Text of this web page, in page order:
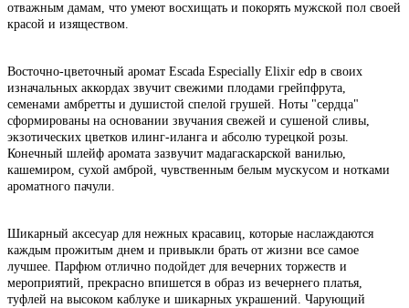
отважным дамам, что умеют восхищать и покорять мужской пол своей
красой и изяществом.
Восточно-цветочный аромат Escada Especially Elixir edp в своих
изначальных аккордах звучит свежими плодами грейпфрута,
семенами амбретты и душистой спелой грушей. Ноты "сердца"
сформированы на основании звучания свежей и сушеной сливы,
экзотических цветков илинг-иланга и абсолю турецкой розы.
Конечный шлейф аромата зазвучит мадагаскарской ванилью,
кашемиром, сухой амброй, чувственным белым мускусом и нотками
ароматного пачули.
Шикарный аксесуар для нежных красавиц, которые наслаждаются
каждым прожитым днем и привыкли брать от жизни все самое
лучшее. Парфюм отлично подойдет для вечерних торжеств и
мероприятий, прекрасно впишется в образ из вечернего платья,
туфлей на высоком каблуке и шикарных украшений. Чарующий